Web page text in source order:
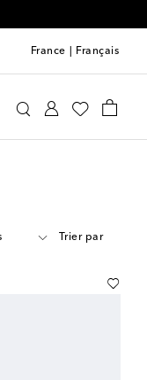
France Français
Trier par